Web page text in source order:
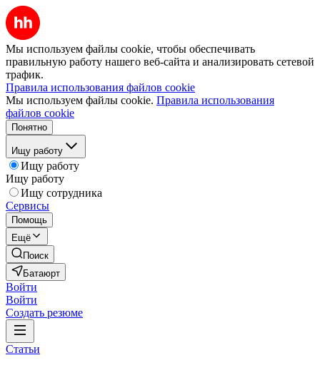
Мы используем файлы cookie, чтобы обеспечивать
правильную работу нашего веб-сайта и анализировать сетевой
трафик.
Правила использования файлов cookie
Мы используем файлы cookie. Правила использования
файлов cookie
Понятно
Ищу работу
Ищу работу
Ищу работу
Ищу сотрудника
Сервисы
Помощь
Ещё
Поиск
Батаюрт
Войти
Войти
Создать резюме
Статьи